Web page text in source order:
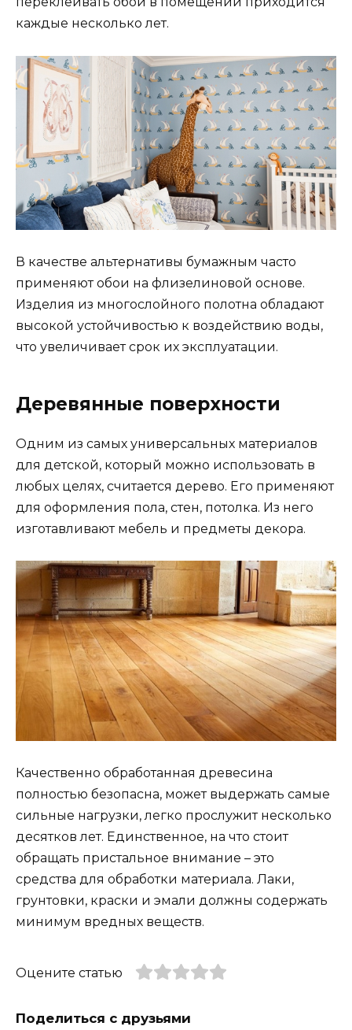
каждые несколько лет.
В качестве альтернативы бумажным часто
применяют обои на флизелиновой основе.
Изделия из многослойного полотна обладают
высокой устойчивостью к воздействию воды,
что увеличивает срок их эксплуатации.
Деревянные поверхности
Одним из самых универсальных материалов
для детской, который можно использовать в
любых целях, считается дерево. Его применяют
для оформления пола, стен, потолка. Из него
изготавливают мебель и предметы декора.
Качественно обработанная древесина
полностью безопасна, может выдержать самые
сильные нагрузки, легко прослужит несколько
десятков лет. Единственное, на что стоит
обращать пристальное внимание – это
средства для обработки материала. Лаки,
грунтовки, краски и эмали должны содержать
минимум вредных веществ.
Оцените статью
Поделиться с друзьями